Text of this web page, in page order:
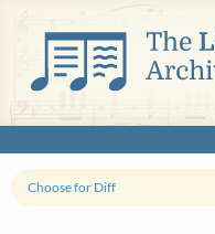
Choose for Diff